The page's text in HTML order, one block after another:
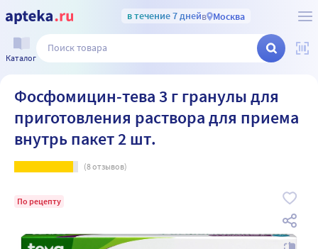
в течение 7 днейв Москва
Каталог
Фосфомицин-тева 3 г гранулы для
приготовления раствора для приема
внутрь пакет 2 шт.
(8отзывов)
По рецепту